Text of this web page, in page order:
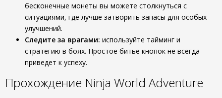
бесконечные монеты вы можете столкнуться с
ситуациями, где лучше затворить запасы для особых
улучшений.
Следите за врагами: используйте тайминг и
стратегию в боях. Простое битье кнопок не всегда
приведет к успеху.
Прохождение Ninja World Adventure